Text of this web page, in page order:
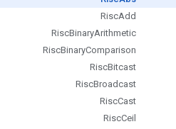
RiscAdd
RiscBinaryArithmetic
RiscBinaryComparison
RiscBitcast
RiscBroadcast
RiscCast
RiscCeil